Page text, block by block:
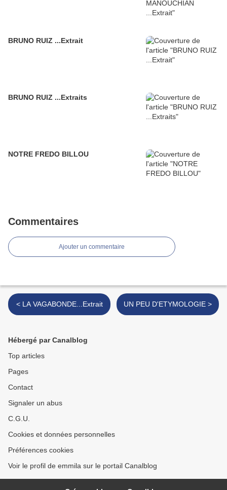
BRUNO RUIZ ...Extrait
BRUNO RUIZ ...Extraits
NOTRE FREDO BILLOU
Commentaires
Ajouter un commentaire
< LA VAGABONDE...Extrait UN PEU D'ETYMOLOGIE >
Hébergé par Canalblog
Top articles
Pages
Contact
Signaler un abus
C.G.U.
Cookies et données personnelles
Préférences cookies
Voir le profil de emmila sur le portail Canalblog